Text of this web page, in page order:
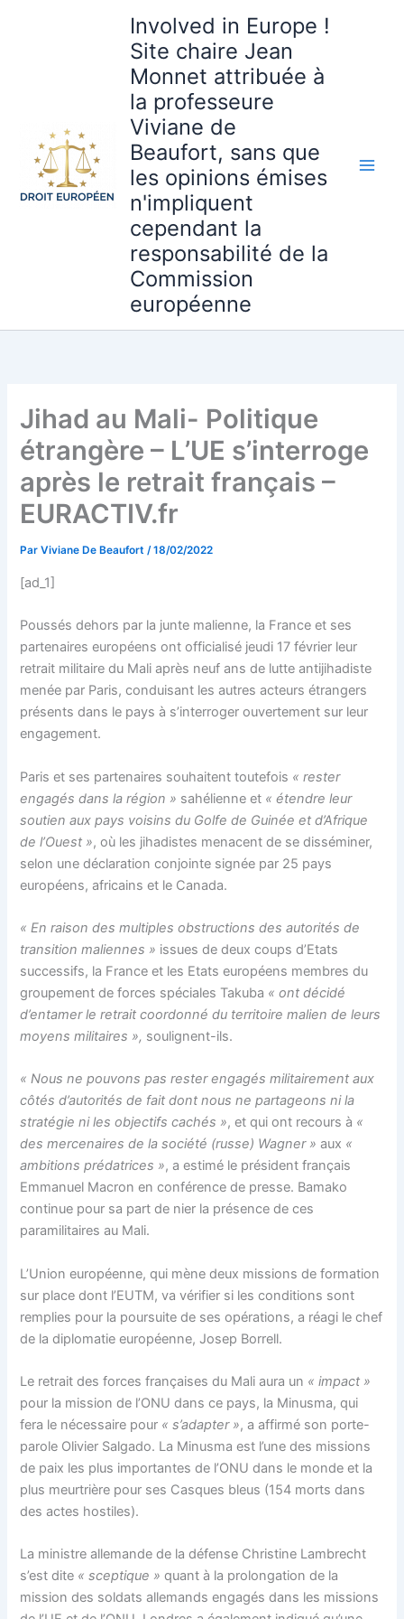
Involved in Europe !
Site chaire Jean
Monnet attribuée à
la professeure
Viviane de
Beaufort, sans que
les opinions émises
n'impliquent
cependant la
responsabilité de la
Commission
européenne
Jihad au Mali- Politique
étrangère – L’UE s’interroge
après le retrait français –
EURACTIV.fr
ParViviane De Beaufort/18/02/2022
[ad_1]
Poussés dehors par la junte malienne, la France et ses
partenaires européens ont officialisé jeudi 17 février leur
retrait militaire du Mali après neuf ans de lutte antijihadiste
menée par Paris, conduisant les autres acteurs étrangers
présents dans le pays à s’interroger ouvertement sur leur
engagement.
Paris et ses partenaires souhaitent toutefois « rester
engagés dans la région » sahélienne et « étendre leur
soutien aux pays voisins du Golfe de Guinée et d’Afrique
de l’Ouest », où les jihadistes menacent de se disséminer,
selon une déclaration conjointe signée par 25 pays
européens, africains et le Canada.
« En raison des multiples obstructions des autorités de
transition maliennes » issues de deux coups d’Etats
successifs, la France et les Etats européens membres du
groupement de forces spéciales Takuba « ont décidé
d’entamer le retrait coordonné du territoire malien de leurs
moyens militaires », soulignent-ils.
« Nous ne pouvons pas rester engagés militairement aux
côtés d’autorités de fait dont nous ne partageons ni la
stratégie ni les objectifs cachés », et qui ont recours à «
des mercenaires de la société (russe) Wagner » aux «
ambitions prédatrices », a estimé le président français
Emmanuel Macron en conférence de presse. Bamako
continue pour sa part de nier la présence de ces
paramilitaires au Mali.
L’Union européenne, qui mène deux missions de formation
sur place dont l’EUTM, va vérifier si les conditions sont
remplies pour la poursuite de ses opérations, a réagi le chef
de la diplomatie européenne, Josep Borrell.
Le retrait des forces françaises du Mali aura un « impact »
pour la mission de l’ONU dans ce pays, la Minusma, qui
fera le nécessaire pour « s’adapter », a affirmé son porte-
parole Olivier Salgado. La Minusma est l’une des missions
de paix les plus importantes de l’ONU dans le monde et la
plus meurtrière pour ses Casques bleus (154 morts dans
des actes hostiles).
La ministre allemande de la défense Christine Lambrecht
s’est dite « sceptique » quant à la prolongation de la
mission des soldats allemands engagés dans les missions